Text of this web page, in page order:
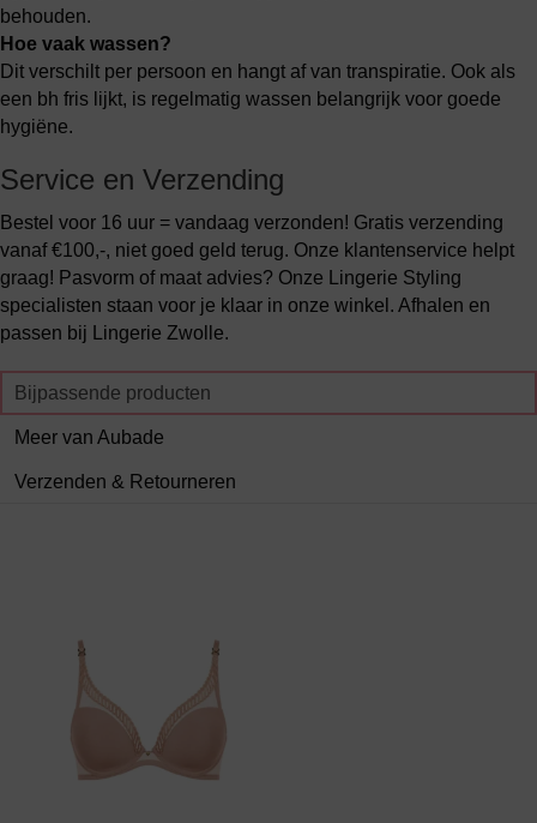
behouden.
Hoe vaak wassen?
Dit verschilt per persoon en hangt af van transpiratie. Ook als
een bh fris lijkt, is regelmatig wassen belangrijk voor goede
hygiëne.
Service en Verzending
Bestel voor 16 uur = vandaag verzonden! Gratis verzending
vanaf €100,-, niet goed geld terug. Onze klantenservice helpt
graag! Pasvorm of maat advies? Onze Lingerie Styling
specialisten staan voor je klaar in onze winkel. Afhalen en
passen bij Lingerie Zwolle.
Bijpassende producten
Meer van Aubade
Verzenden & Retourneren